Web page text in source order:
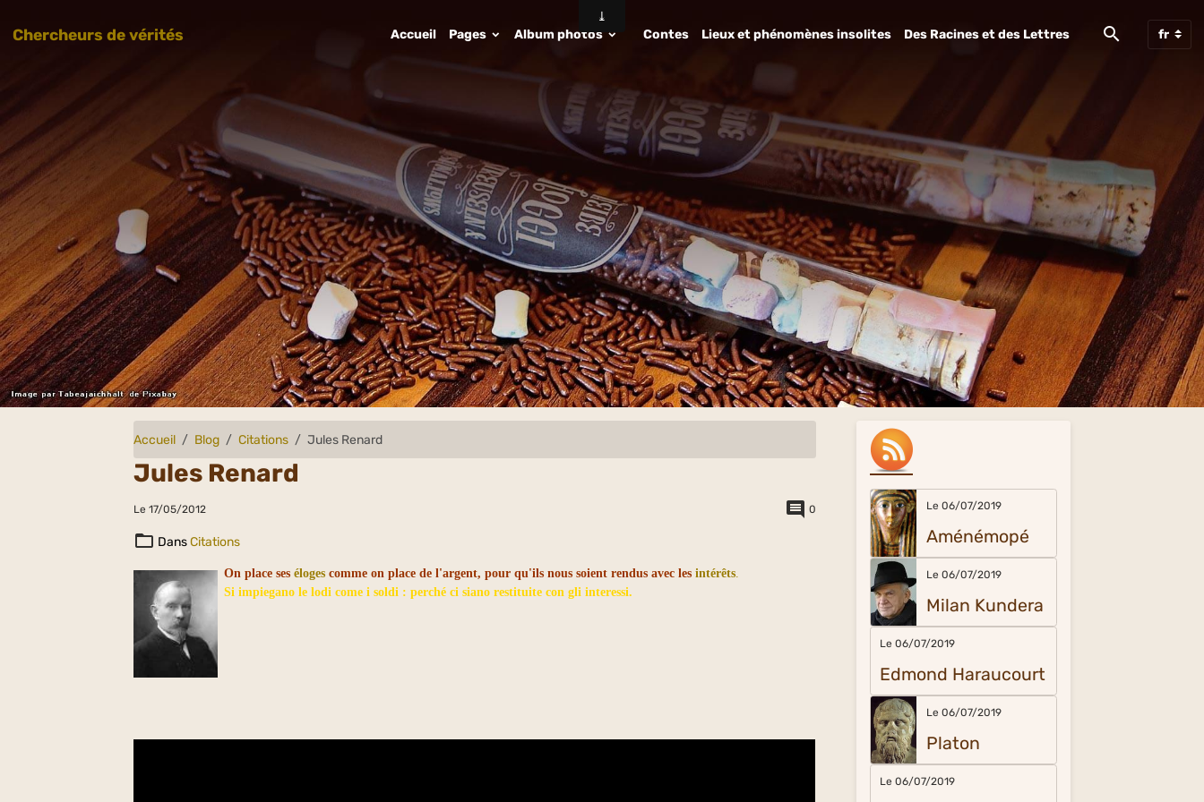
Chercheurs de vérités Accueil Pages Album photos Contes Lieux et phénomènes insolites Des Racines et des Lettres
Accueil Blog Citations Jules Renard
Jules Renard
Le 17/05/2012 0
DansCitations
On place seséloges comme on place de l'argent, pour qu'ils nous soient rendus avec lesintérêts.
Si impiegano le lodi come i soldi : perché ci siano restituite con gli interessi.
Le 06/07/2019
Aménémopé
Le 06/07/2019
Milan Kundera
Le 06/07/2019
Edmond Haraucourt
Le 06/07/2019
Platon
Le 06/07/2019